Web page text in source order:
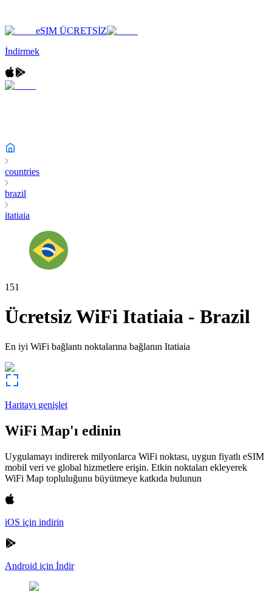
eSIM ÜCRETSİZ
İndirmek
countries
brazil
itatiaia
151
Ücretsiz WiFi Itatiaia - Brazil
En iyi WiFi bağlantı noktalarına bağlanın Itatiaia
Haritayı genişlet
WiFi Map'ı edinin
Uygulamayı indirerek milyonlarca WiFi noktası, uygun fiyatlı eSIM
mobil veri ve global hizmetlere erişin. Etkin noktaları ekleyerek
WiFi Map topluluğunu büyütmeye katkıda bulunun
iOS için indirin
Android için İndir